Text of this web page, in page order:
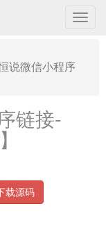
导
航
说微信小程序
链接-
载源码